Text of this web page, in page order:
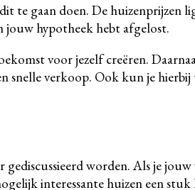
te gaan doen. De huizenprijzen
jouw hypotheek hebt afgelost.
voor jezelf creëren.
snelle verkoop. Ook kun je
worden. Als je
interessante huizen een